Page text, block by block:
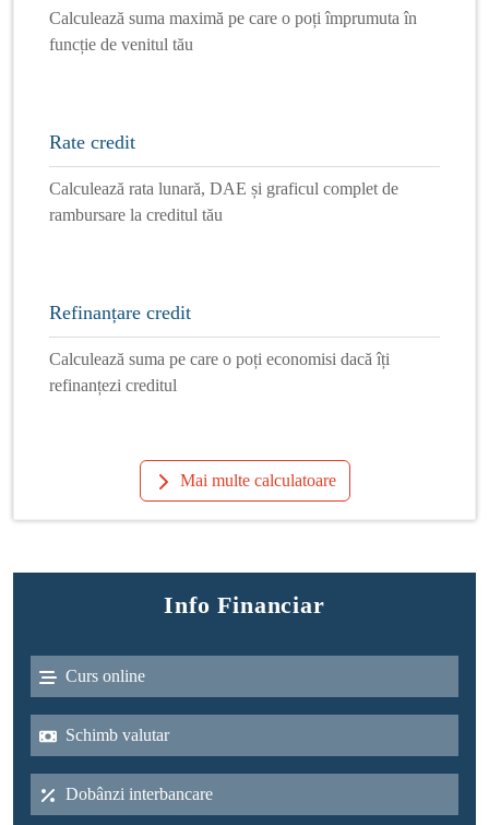
Calculează suma maximă pe care o poți împrumuta în
funcție de venitul tău
Rate credit
Calculează rata lunară, DAE și graficul complet de
rambursare la creditul tău
Refinanțare credit
Calculează suma pe care o poți economisi dacă îți
refinanțezi creditul
Mai multe calculatoare
Info Financiar
Curs online
Schimb valutar
Dobânzi interbancare